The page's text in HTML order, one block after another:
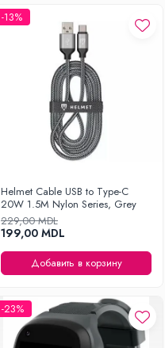
-13%
Helmet Cable USB to Type-C
20W 1.5M Nylon Series, Grey
229,00 MDL
199,00 MDL
Добавить в корзину
-23%